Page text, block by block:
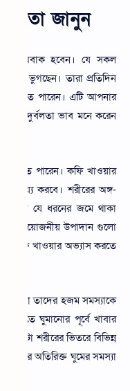
জানুন
অবাক হবেন। যে সকল
ভুগছেন। তারা প্রতিদিন
করতে পারেন। এটি আপনার
শরীরে দুর্বলতা ভাব মনে করেন
করতে পারেন। কফি খাওয়ার
সাহায্য করবে। শরীরের অঙ্গ-
ফুসফুসের যে ধরনের জমে থাকা
অপ্রয়োজনীয় উপাদান গুলো
কফি খাওয়ার অভ্যাস করতে
তারা তাদের হজম সমস্যাকে
রাতে ঘুমানোর পূর্বে খাবার
এটা শরীরের ভিতরে বিভিন্ন
শরীরে অতিরিক্ত ঘুমের সমস্যা